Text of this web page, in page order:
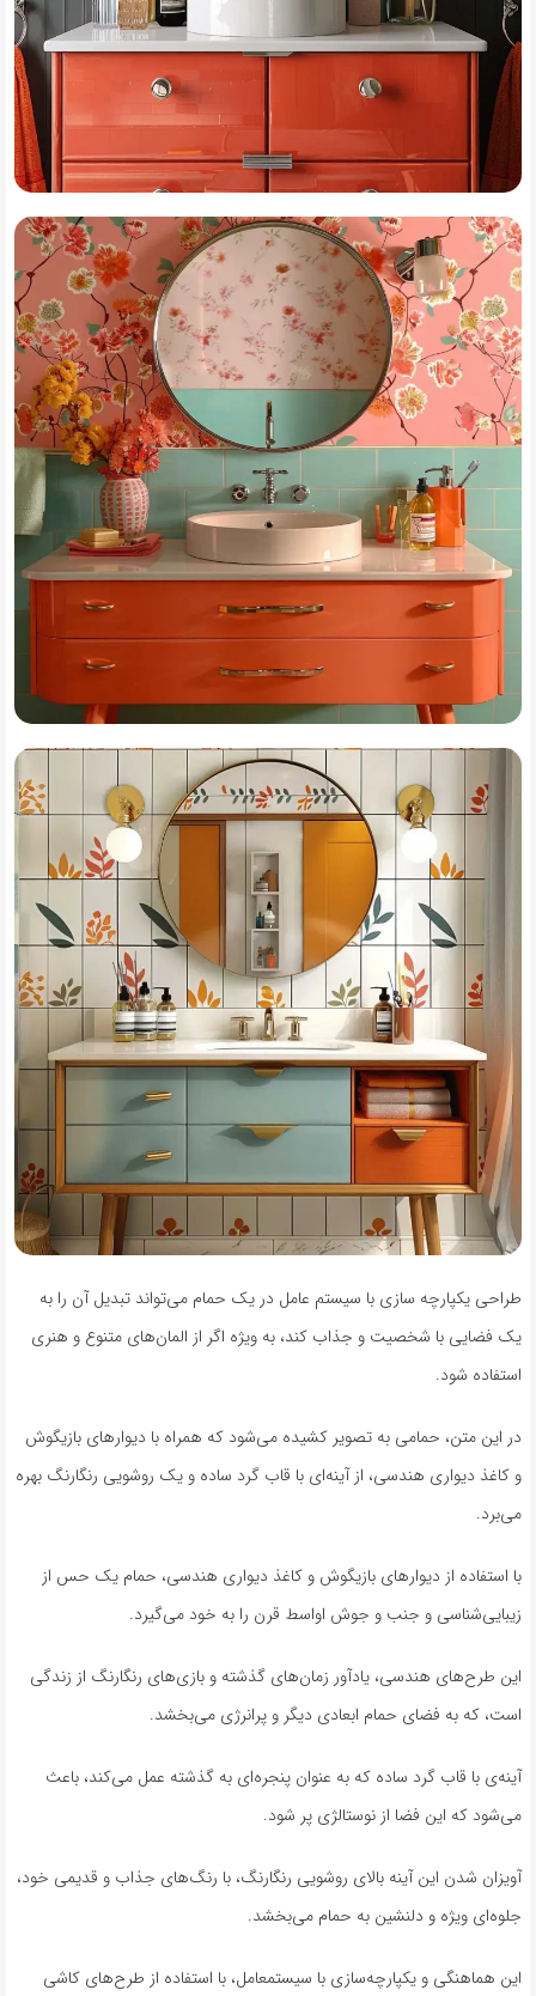
طراحی یکپارچه‌ سازی با سیستم عامل در یک حمام می‌تواند تبدیل آن را به
یک فضایی با شخصیت و جذاب کند، به ویژه اگر از المان‌های متنوع و هنری
استفاده شود.
در این متن، حمامی به تصویر کشیده می‌شود که همراه با دیوارهای بازیگوش
و کاغذ دیواری هندسی، از آینه‌ای با قاب گرد ساده و یک روشویی رنگارنگ بهره
می‌برد.
با استفاده از دیوارهای بازیگوش و کاغذ دیواری هندسی، حمام یک حس از
زیبایی‌شناسی و جنب و جوش اواسط قرن را به خود می‌گیرد.
این طرح‌های هندسی، یادآور زمان‌های گذشته و بازی‌های رنگارنگ از زندگی
است، که به فضای حمام ابعادی دیگر و پرانرژی می‌بخشد.
آینه‌ی با قاب گرد ساده که به عنوان پنجره‌ای به گذشته عمل می‌کند، باعث
می‌شود که این فضا از نوستالژی پر شود.
آویزان شدن این آینه بالای روشویی رنگارنگ، با رنگ‌های جذاب و قدیمی خود،
جلوه‌ای ویژه و دلنشین به حمام می‌بخشد.
این هماهنگی و یکپارچه‌سازی با سیستمعامل، با استفاده از طرح‌های کاشی